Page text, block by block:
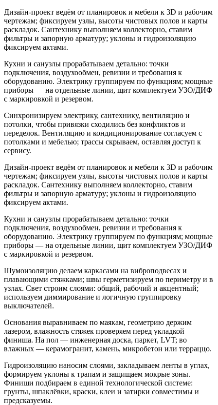
Дизайн‑проект ведём от планировок и мебели к 3D и рабочим
чертежам; фиксируем узлы, высоты чистовых полов и карты
раскладок. Сантехнику выполняем коллекторно, ставим
фильтры и запорную арматуру; уклоны и гидроизоляцию
фиксируем актами.
Кухни и санузлы прорабатываем детально: точки
подключения, воздухообмен, ревизии и требования к
оборудованию. Электрику группируем по функциям; мощные
приборы — на отдельные линии, щит комплектуем УЗО/ДИФ
с маркировкой и резервом.
Синхронизируем электрику, сантехнику, вентиляцию и
потолки, чтобы привязки сходились без конфликтов и
переделок. Вентиляцию и кондиционирование согласуем с
потолками и мебелью; трассы скрываем, оставляя доступ к
сервису.
Дизайн‑проект ведём от планировок и мебели к 3D и рабочим
чертежам; фиксируем узлы, высоты чистовых полов и карты
раскладок. Сантехнику выполняем коллекторно, ставим
фильтры и запорную арматуру; уклоны и гидроизоляцию
фиксируем актами.
Кухни и санузлы прорабатываем детально: точки
подключения, воздухообмен, ревизии и требования к
оборудованию. Электрику группируем по функциям; мощные
приборы — на отдельные линии, щит комплектуем УЗО/ДИФ
с маркировкой и резервом.
Шумоизоляцию делаем каркасами на виброподвесах и
плавающими стяжками; швы герметизируем по периметру и в
узлах. Свет строим слоями: общий, рабочий и акцентный;
используем диммирование и логичную группировку
выключателей.
Основания выравниваем по маякам, геометрию держим
лазером, влажность стяжек проверяем перед укладкой
финиша. На пол — инженерная доска, паркет, LVT; во
влажных — керамогранит, камень, микробетон или терраццо.
Гидроизоляцию наносим слоями, закладываем ленты в углах,
формируем уклоны к трапам и защищаем мокрые зоны.
Финиши подбираем в единой технологической системе:
грунты, шпаклёвки, краски, клеи и затирки совместимы и
предсказуемы.